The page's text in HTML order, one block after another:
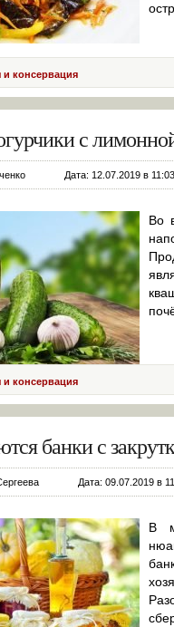
и консервация
с
Дата: 12.07.2019 в 11:03
Во
и консервация
банки с
Дата: 09.07.2019 в
В